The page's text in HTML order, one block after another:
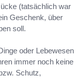
(tatsächlich war
Geschenk, über
soll.
oder Lebewesen
immer noch keine
Schutz,